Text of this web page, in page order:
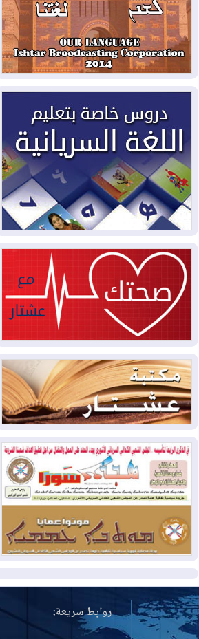
2026-08-04بيترو يشكو تزوير الانتخابات
الرئاسية ويحذر من "حرب أهلية" في
كولومبيا
2026-08-03رئيس إقليم كوردستان في
2026-08-03العراق يؤكد مجدداً التزامه
بمنع الهجمات على الدول المجاورة
2026-08-03العجز والاقتراض يطوقان
المالية العراقية.. اقتراض يتجاوز 3 تريليونات
دينار!
2026-08-03كوبا تغرق في الظلام مجددا
2026-08-03
أوامر بإجلاء 60 ألف شخص
بسبب الحرائق في ولاية واشنطن
2026-08-02
مشروع "حسابي" يُمهل
الموظفين حتى نهاية أغسطس لاستلام
بطاقاتهم المصرفية
2026-08-02دمشق وعمّان تحذران بغداد:
أي هجوم من أراضي العراق سيواجه برد
2026-08-02ترامب: الولايات المتحدة
وإسرائيل تعلقان شن ضربات على إيران
2026-08-01
تقرير: الولايات المتحدة تسحب
منظومة باتريوت الدفاعية من أربيل
2026-08-01
النفط: اتفاقية ثلاثية لاستئناف
التصدير عبر جيهان بطاقة 750 ألف برميل
يومياً
المزيد
روابط سريعة: